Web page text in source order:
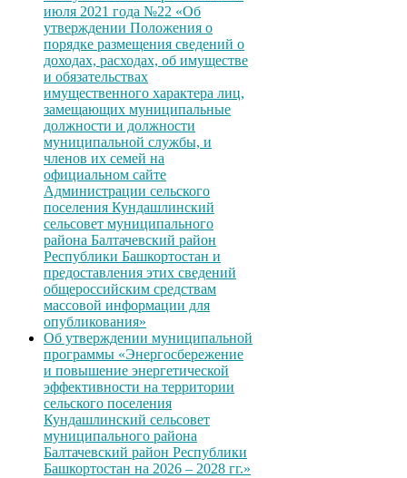
июля 2021 года №22 «Об
утверждении Положения о
порядке размещения сведений о
доходах, расходах, об имуществе
и обязательствах
имущественного характера лиц,
замещающих муниципальные
должности и должности
муниципальной службы, и
членов их семей на
официальном сайте
Администрации сельского
поселения Кундашлинский
сельсовет муниципального
района Балтачевский район
Республики Башкортостан и
предоставления этих сведений
общероссийским средствам
массовой информации для
опубликования»
Об утверждении муниципальной
программы «Энергосбережение
и повышение энергетической
эффективности на территории
сельского поселения
Кундашлинский сельсовет
муниципального района
Балтачевский район Республики
Башкортостан на 2026 – 2028 гг.»